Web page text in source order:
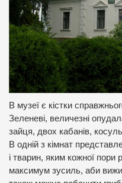
В музеї є кістки
Зеленеві, величезні
зайця, двох кабанів,
В одній з кімнат
і тварин, яким кожної
максимум зусиль, аби